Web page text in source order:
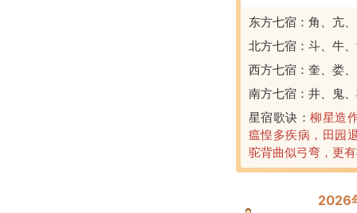
东方七宿：角、亢
北方七宿：斗、牛
西方七宿：奎、娄
南方七宿：井、鬼
星宿歌诀：柳星造
瘟惶多疾病，田园
驼背曲似弓弯，更
2026